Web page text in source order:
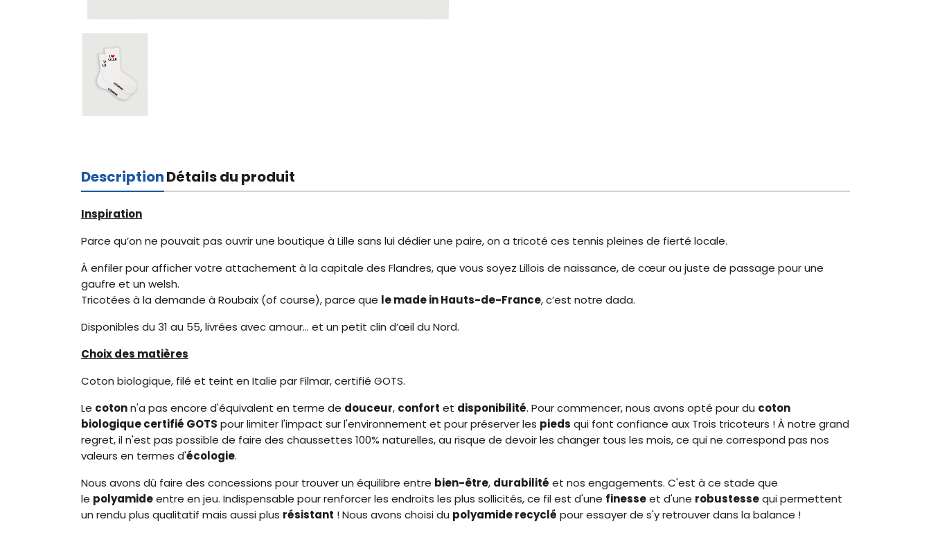
DescriptionDétails du produit
Inspiration
Parce qu’on ne pouvait pas ouvrir une boutique à Lille sans lui dédier une paire, on a tricoté ces tennis pleines de fierté locale.
À enfiler pour afficher votre attachement à la capitale des Flandres, que vous soyez Lillois de naissance, de cœur ou juste de passage pour une
gaufre et un welsh.
Tricotées à la demande à Roubaix (of course), parce que le made in Hauts-de-France, c’est notre dada.
Disponibles du 31 au 55, livrées avec amour… et un petit clin d’œil du Nord.
Choix des matières
Coton biologique, filé et teint en Italie par Filmar, certifié GOTS.
Le cotonn'a pas encore d'équivalent en terme de douceur, confort et disponibilité. Pour commencer, nous avons opté pour du coton
biologique certifié GOTS pour limiter l'impact sur l'environnement et pour préserver les pieds qui font confiance aux Trois tricoteurs ! À notre grand
regret, il n'est pas possible de faire des chaussettes 100% naturelles, au risque de devoir les changer tous les mois, ce qui ne correspond pas nos
valeurs en termes d'écologie.
Nous avons dû faire des concessions pour trouver un équilibre entre bien-être, durabilité et nos engagements. C'est à ce stade que
le polyamideentre en jeu. Indispensable pour renforcer les endroits les plus sollicités, ce fil est d'une finesseet d'une robustessequi permettent
un rendu plus qualitatif mais aussi plus résistant ! Nous avons choisi du polyamide recyclé pour essayer de s'y retrouver dans la balance !